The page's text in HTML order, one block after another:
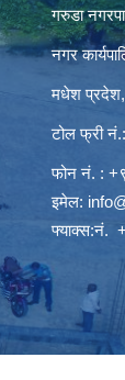
गरुडा
नगर
मधेश
टोल फ्री
फोन नं. :
इमेल:
फ्याक्स:नं.